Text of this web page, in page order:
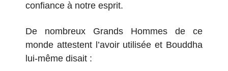
confiance à notre esprit.
De nombreux Grands Hommes de ce
monde attestent l’avoir utilisée et Bouddha
lui-même disait :